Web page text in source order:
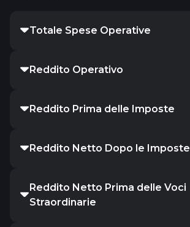
Totale Spese Operative
Reddito Operativo
Reddito Prima delle Imposte
Reddito Netto Dopo le Imposte
Reddito Netto Prima delle Voci
Straordinarie